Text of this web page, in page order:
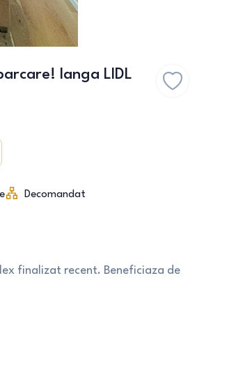
langa LIDL
Decomandat
finalizat recent. Beneficiaza de